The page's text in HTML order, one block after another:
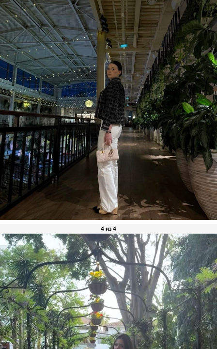
4 из 4